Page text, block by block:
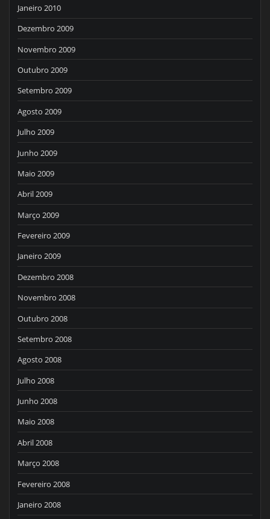
Janeiro 2010
Dezembro 2009
Novembro 2009
Outubro 2009
Setembro 2009
Agosto 2009
Julho 2009
Junho 2009
Maio 2009
Abril 2009
Março 2009
Fevereiro 2009
Janeiro 2009
Dezembro 2008
Novembro 2008
Outubro 2008
Setembro 2008
Agosto 2008
Julho 2008
Junho 2008
Maio 2008
Abril 2008
Março 2008
Fevereiro 2008
Janeiro 2008